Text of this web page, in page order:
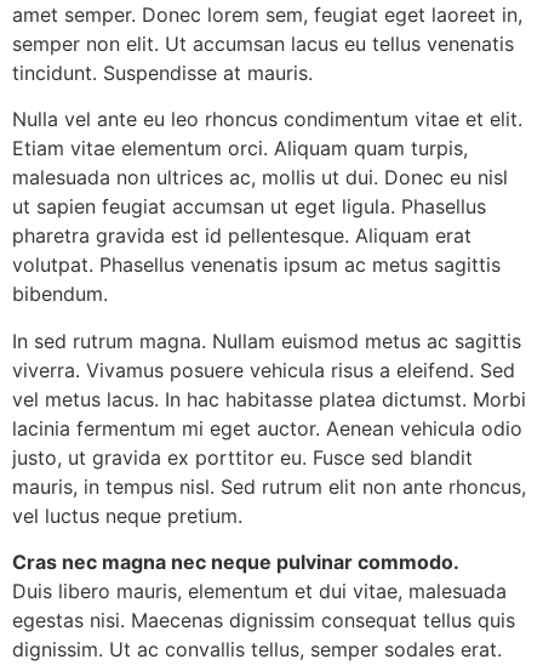
amet semper. Donec lorem sem, feugiat eget laoreet in,
semper non elit. Ut accumsan lacus eu tellus venenatis
tincidunt. Suspendisse at mauris.
Nulla vel ante eu leo rhoncus condimentum vitae et elit.
Etiam vitae elementum orci. Aliquam quam turpis,
malesuada non ultrices ac, mollis ut dui. Donec eu nisl
ut sapien feugiat accumsan ut eget ligula. Phasellus
pharetra gravida est id pellentesque. Aliquam erat
volutpat. Phasellus venenatis ipsum ac metus sagittis
bibendum.
In sed rutrum magna. Nullam euismod metus ac sagittis
viverra. Vivamus posuere vehicula risus a eleifend. Sed
vel metus lacus. In hac habitasse platea dictumst. Morbi
lacinia fermentum mi eget auctor. Aenean vehicula odio
justo, ut gravida ex porttitor eu. Fusce sed blandit
mauris, in tempus nisl. Sed rutrum elit non ante rhoncus,
vel luctus neque pretium.
Cras nec magna nec neque pulvinar commodo.
Duis libero mauris, elementum et dui vitae, malesuada
egestas nisi. Maecenas dignissim consequat tellus quis
dignissim. Ut ac convallis tellus, semper sodales erat.